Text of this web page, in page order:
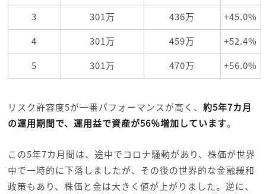
3
301万 436万
+45.0%
4
301万 459万
+52.4%
5
301万 470万 +56.0%
リスク許容度5が一番パフォーマンスが高く、 約5年7カ月
の運用期間で、運用益で資産が56％増加しています。
この5年7カ月間は、途中でコロナ騒動があり、株価が世界
中で一時的に下落しましたが、その後の世界的な金融緩和
政策もあり、株価と金は大きく値が上がりました。逆に、